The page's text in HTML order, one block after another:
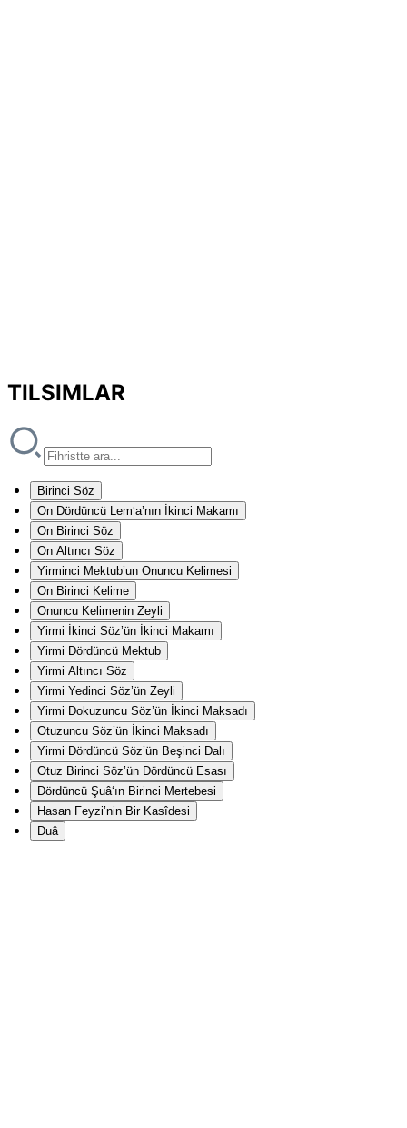
TILSIMLAR
Birinci Söz
On Dördüncü Lem‘a’nın İkinci Makamı
On Birinci Söz
On Altıncı Söz
Yirminci Mektub’un Onuncu Kelimesi
On Birinci Kelime
Onuncu Kelimenin Zeyli
Yirmi İkinci Söz’ün İkinci Makamı
Yirmi Dördüncü Mektub
Yirmi Altıncı Söz
Yirmi Yedinci Söz’ün Zeyli
Yirmi Dokuzuncu Söz’ün İkinci Maksadı
Otuzuncu Söz’ün İkinci Maksadı
Yirmi Dördüncü Söz’ün Beşinci Dalı
Otuz Birinci Söz’ün Dördüncü Esası
Dördüncü Şuâ‘ın Birinci Mertebesi
Hasan Feyzi’nin Bir Kasîdesi
Duâ